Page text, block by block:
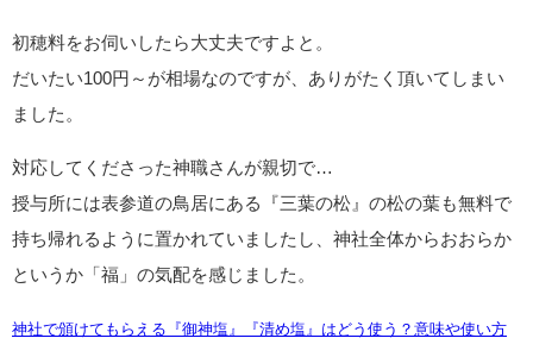
初穂料をお伺いしたら大丈夫ですよと。
だいたい100円～が相場なのですが、ありがたく頂いてしまい
ました。
対応してくださった神職さんが親切で…
授与所には表参道の鳥居にある『三葉の松』の松の葉も無料で
持ち帰れるように置かれていましたし、神社全体からおおらか
というか「福」の気配を感じました。
神社で頒けてもらえる『御神塩』『清め塩』はどう使う？意味や使い方